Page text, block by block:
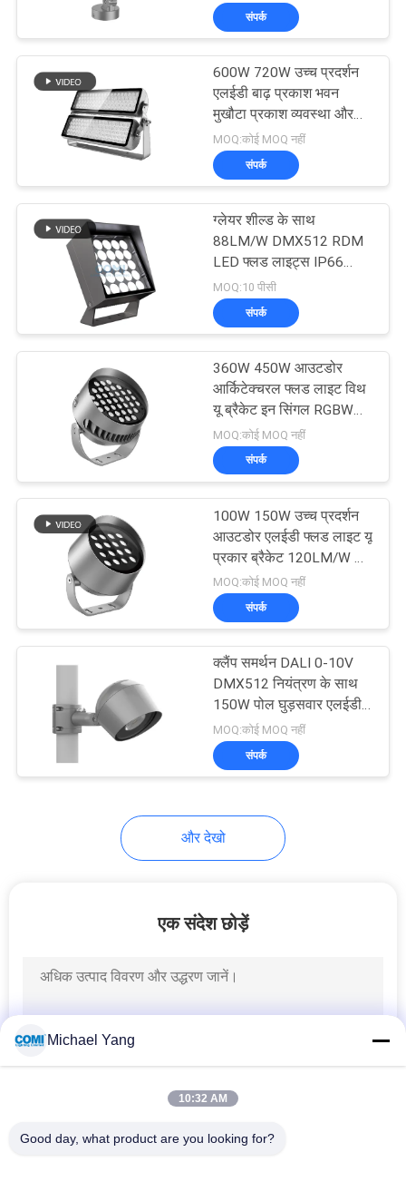
संपर्क
600W 720W उच्च प्रदर्शन
एलईडी बाढ़ प्रकाश भवन
मुखौटा प्रकाश व्यवस्था और
वास्तुशिल्प प्रकाश व्यवस्था के
लिए
MOQ:कोई MOQ नहीं
संपर्क
ग्लेयर शील्ड के साथ
88LM/W DMX512 RDM
LED फ्लड लाइट्स IP66
7000LM
MOQ:10 पीसी
संपर्क
360W 450W आउटडोर
आर्किटेक्चरल फ्लड लाइट विथ
यू ब्रैकेट इन सिंगल RGBW
RGBWCLA 7-इन-1 कलर
MOQ:कोई MOQ नहीं
संपर्क
100W 150W उच्च प्रदर्शन
आउटडोर एलईडी फ्लड लाइट यू
प्रकार ब्रैकेट 120LM/W के
साथ
MOQ:कोई MOQ नहीं
संपर्क
क्लैंप समर्थन DALI 0-10V
DMX512 नियंत्रण के साथ
150W पोल घुड़सवार एलईडी
बाढ़ प्रकाश
MOQ:कोई MOQ नहीं
संपर्क
और देखो
एक संदेश छोड़ें
Michael Yang
10:32 AM
Good day, what product are you looking for?